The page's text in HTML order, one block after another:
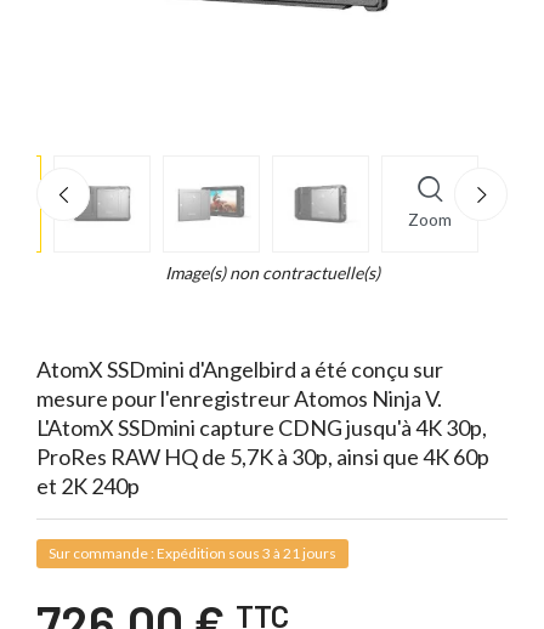
Zoom
Image(s) non contractuelle(s)
AtomX SSDmini d'Angelbird a été conçu sur
mesure pour l'enregistreur Atomos Ninja V.
L'AtomX SSDmini capture CDNG jusqu'à 4K 30p,
ProRes RAW HQ de 5,7K à 30p, ainsi que 4K 60p
et 2K 240p
Sur commande : Expédition sous 3 à 21 jours
TTC